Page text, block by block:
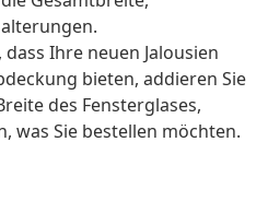
Ihre neuen Jalousien
bieten, addieren Sie
des Fensterglases,
was Sie bestellen möchten.